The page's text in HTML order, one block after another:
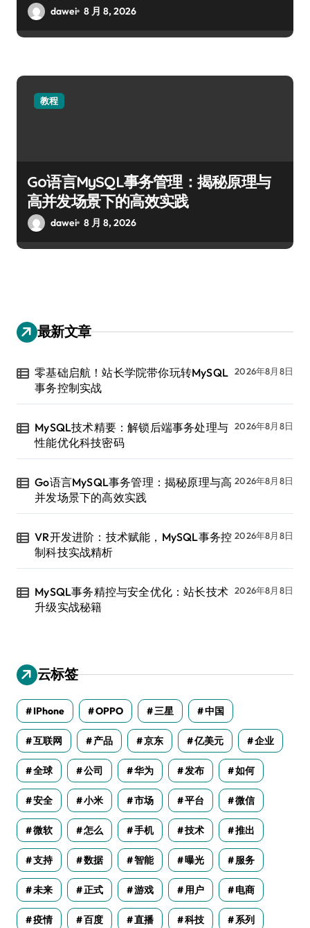
dawei 8 月 8, 2026
教程
Go语言MySQL事务管理：揭秘原理与
高并发场景下的高效实践
dawei 8 月 8, 2026
最新文章
零基础启航！站长学院带你玩转MySQL
事务控制实战
2026年8月8日
MySQL技术精要：解锁后端事务处理与
性能优化科技密码
2026年8月8日
Go语言MySQL事务管理：揭秘原理与高
并发场景下的高效实践
2026年8月8日
VR开发进阶：技术赋能，MySQL事务控
制科技实战精析
2026年8月8日
MySQL事务精控与安全优化：站长技术
升级实战秘籍
2026年8月8日
云标签
IPhone OPPO 三星 中国
互联网 产品 京东 亿美元 企业
全球 公司 华为 发布 如何
安全 小米 市场 平台 微信
微软 怎么 手机 技术 推出
支持 数据 智能 曝光 服务
未来 正式 游戏 用户 电商
疫情 百度 直播 科技 系列